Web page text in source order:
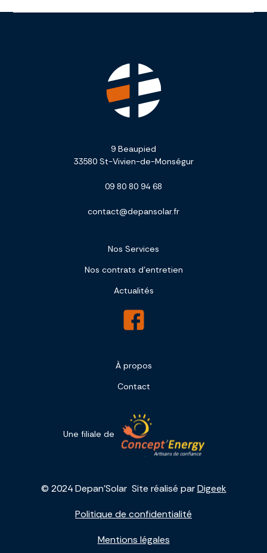
9 Beaupied
33580 St-Vivien-de-Monségur
09 80 80 94 68
contact@depansolar.fr
Nos Services
Nos contrats d’entretien
Actualités
À propos
Contact
Une filiale de
© 2024 Depan'Solar Site réalisé parDigeek
Politique de confidentialité
Mentions légales